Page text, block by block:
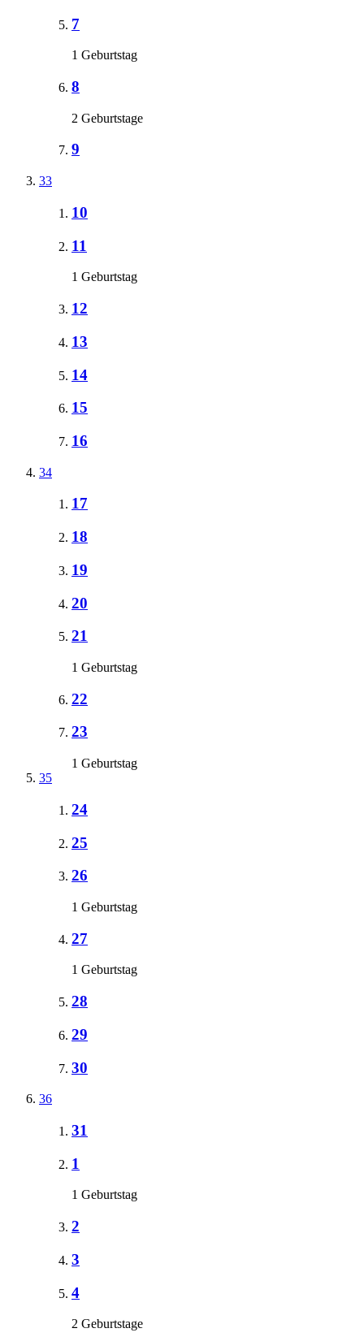
7
1 Geburtstag
8
2 Geburtstage
9
33
10
11
1 Geburtstag
12
13
14
15
16
34
17
18
19
20
21
1 Geburtstag
22
23
1 Geburtstag
35
24
25
26
1 Geburtstag
27
1 Geburtstag
28
29
30
36
31
1
1 Geburtstag
2
3
4
2 Geburtstage